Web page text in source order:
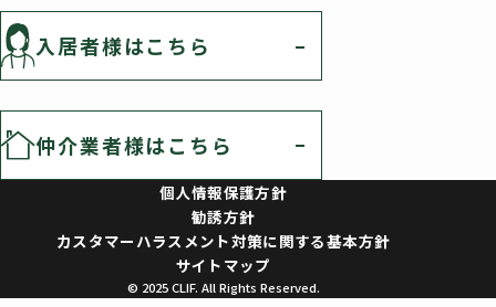
入居者様はこちら
仲介業者様はこちら
個人情報保護方針
勧誘方針
カスタマーハラスメント対策に関する基本方針
サイトマップ
© 2025 CLIF. All Rights Reserved.